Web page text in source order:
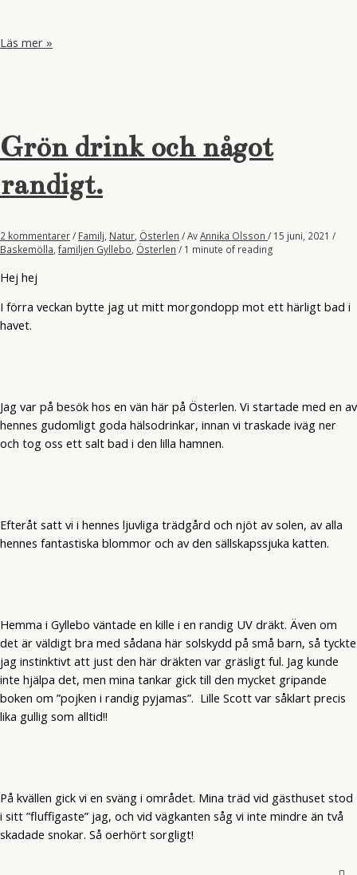
Från
Läs mer »
Grön drink och något
randigt.
2 kommentarer/ Familj Natur Österlen / AvAnnika Olsson / 15 juni, 2021 /
Baskemölla familjen Gyllebo Österlen / 1 minute of reading
Hej hej
I förra veckan bytte jag ut mitt morgondopp mot ett härligt bad i
havet.
Jag var på besök hos en vän här på Österlen. Vi startade med en av
hennes gudomligt goda hälsodrinkar, innan vi traskade iväg ner
och tog oss ett salt bad i den lilla hamnen.
Efteråt satt vi i hennes ljuvliga trädgård och njöt av solen, av alla
hennes fantastiska blommor och av den sällskapssjuka katten.
Hemma i Gyllebo väntade en kille i en randig UV dräkt. Även om
det är väldigt bra med sådana här solskydd på små barn, så tyckte
jag instinktivt att just den här dräkten var gräsligt ful. Jag kunde
inte hjälpa det, men mina tankar gick till den mycket gripande
boken om ”pojken i randig pyjamas”. Lille Scott var såklart precis
lika gullig som alltid!!
På kvällen gick vi en sväng i området. Mina träd vid gästhuset stod
i sitt ”fluffigaste” jag, och vid vägkanten såg vi inte mindre än två
skadade snokar. Så oerhört sorgligt!